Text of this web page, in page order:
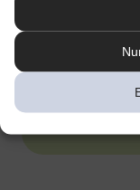
AHD.
31.12.2026.
gesamte